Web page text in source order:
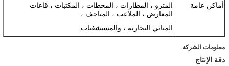
أماكن عامة
المترو ، المطارات ، المحطات ، المكتبات ، قاعات
المعارض ، الملاعب ، المتاحف ،
المباني التجارية ، والمستشفيات.
الترفيه
معلومات الشركة
دقة الإنتاج